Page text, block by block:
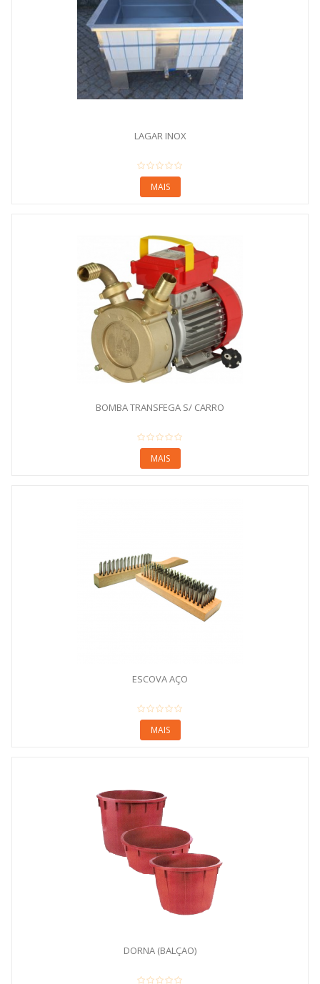
LAGAR INOX
MAIS
BOMBA TRANSFEGA S/ CARRO
MAIS
ESCOVA AÇO
MAIS
DORNA (BALÇAO)